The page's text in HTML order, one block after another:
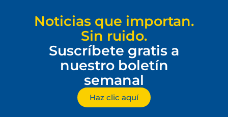
Noticias que importan.
Sin ruido.
Suscríbete gratis a
nuestro boletín
semanal
Haz clic aquí